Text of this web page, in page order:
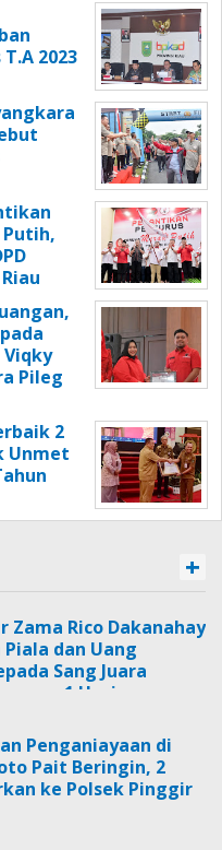
2023
Putih,
Pileg
2
Unmet
+
Zama Rico Dakanahay
dan Uang
Sang Juara
1 Usai
Ke-79.
Penganiayaan di
Pait Beringin, 2
ke Polsek Pinggir